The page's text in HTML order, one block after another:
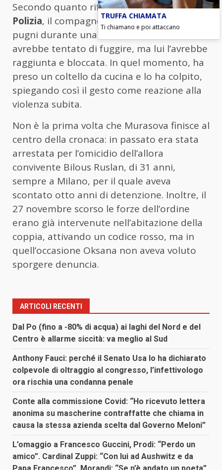
Secondo quanto riferito dalla donna alla
Polizia, il compagno l’avrebbe colpita a
pugni durante una discussione. Oksana
avrebbe tentato di fuggire, ma lui l’avrebbe
raggiunta e bloccata. In quel momento, ha
preso un coltello da cucina e lo ha colpito,
spiegando così il gesto come reazione alla
violenza subita.
Non è la prima volta che Murasova finisce al
centro della cronaca: in passato era stata
arrestata per l’omicidio dell’allora
convivente Bilous Ruslan, di 31 anni,
sempre a Milano, per il quale aveva
scontato otto anni di detenzione. Inoltre, il
27 novembre scorso le forze dell’ordine
erano già intervenute nell’abitazione della
coppia, attivando un codice rosso, ma in
quell’occasione Oksana non aveva voluto
sporgere denuncia.
ARTICOLI RECENTI
Dal Po (fino a -80% di acqua) ai laghi del Nord e del
Centro è allarme siccità: va meglio al Sud
Anthony Fauci: perché il Senato Usa lo ha dichiarato
colpevole di oltraggio al congresso, l’infettivologo
ora rischia una condanna penale
Conte alla commissione Covid: “Ho ricevuto lettera
anonima su mascherine contraffatte che chiama in
causa la stessa azienda scelta dal Governo Meloni”
L’omaggio a Francesco Guccini, Prodi: “Perdo un
amico”. Cardinal Zuppi: “Con lui ad Aushwitz e da
TRUFFA CHIAMATA
Ti chiamano e poi attaccano